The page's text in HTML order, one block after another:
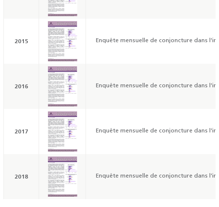
2015 Enquête mensuelle de conjoncture dans
2016 Enquête mensuelle de conjoncture dans
2017 Enquête mensuelle de conjoncture dans
2018 Enquête mensuelle de conjoncture dans